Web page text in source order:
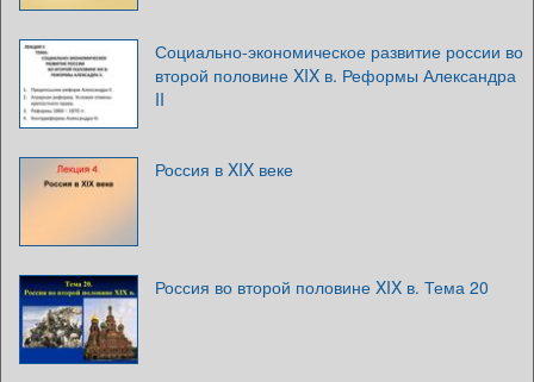
Социально-экономическое развитие россии во
второй половине XIX в. Реформы Александра
II
Россия в XIX веке
Россия во второй половине XIX в. Тема 20